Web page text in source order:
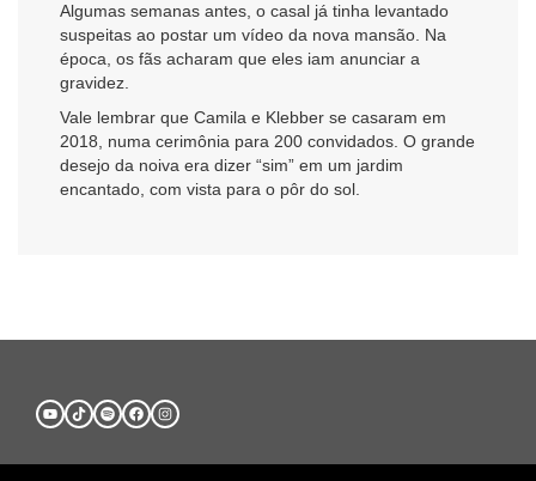
Algumas semanas antes, o casal já tinha levantado
suspeitas ao postar um vídeo da nova mansão. Na
época, os fãs acharam que eles iam anunciar a
gravidez.
Vale lembrar que Camila e Klebber se casaram em
2018, numa cerimônia para 200 convidados. O grande
desejo da noiva era dizer “sim” em um jardim
encantado, com vista para o pôr do sol.